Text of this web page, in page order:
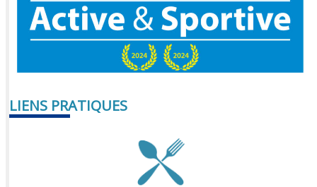
LIENS PRATIQUES